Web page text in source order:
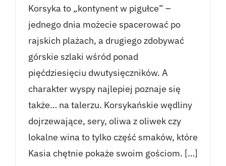
Korsyka to „kontynent w pigułce” –
jednego dnia możecie spacerować po
rajskich plażach, a drugiego zdobywać
górskie szlaki wśród ponad
pięćdziesięciu dwutysięczników. A
charakter wyspy najlepiej poznaje się
także… na talerzu. Korsykańskie wędliny
dojrzewające, sery, oliwa z oliwek czy
lokalne wina to tylko część smaków, które
Kasia chętnie pokaże swoim gościom. […]